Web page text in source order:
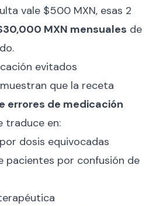
vale $500 MXN, esas 2
MXN mensuales de
evitados
que la receta
errores de medicación
traduce en:
dosis equivocadas
pacientes por confusión de